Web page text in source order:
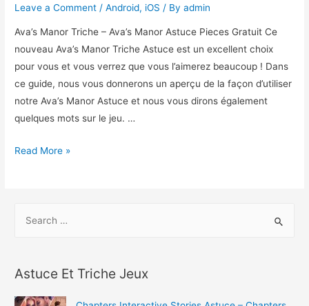
Leave a Comment /Android, iOS / Byadmin
Ava’s Manor Triche – Ava’s Manor Astuce Pieces Gratuit Ce
nouveau Ava’s Manor Triche Astuce est un excellent choix
pour vous et vous verrez que vous l’aimerez beaucoup ! Dans
ce guide, nous vous donnerons un aperçu de la façon d’utiliser
notre Ava’s Manor Astuce et nous vous dirons également
quelques mots sur le jeu. …
Ava’s
Ava’s
Pieces
Read More »
Astuce Et Triche Jeux